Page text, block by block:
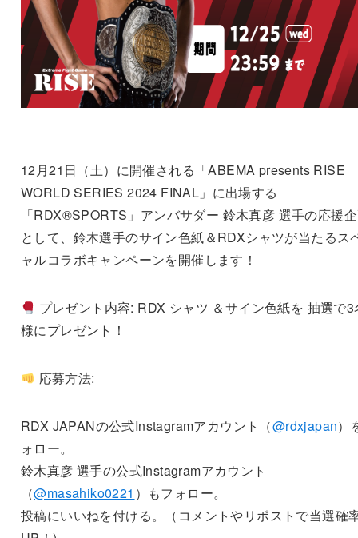
12月21日（土）に開催される「ABEMA presents RISE
WORLD SERIES 2024 FINAL」に出場する
「RDX®SPORTS」アンバサダー 鈴木真彦 選手の応援
として、鈴木選手のサイン色紙＆RDXシャツが当たるス
ャルコラボキャンペーンを開催します！
プレゼント内容: RDX シャツ ＆サイン色紙を 抽選で3
様にプレゼント！
応募方法:
RDX JAPANの公式Instagramアカウント（@rdxjapan）
ォロー。
鈴木真彦 選手の公式Instagramアカウント
（@masahiko0221 ）もフォロー。
投稿にいいねを付ける。（コメントやリポストで当選確